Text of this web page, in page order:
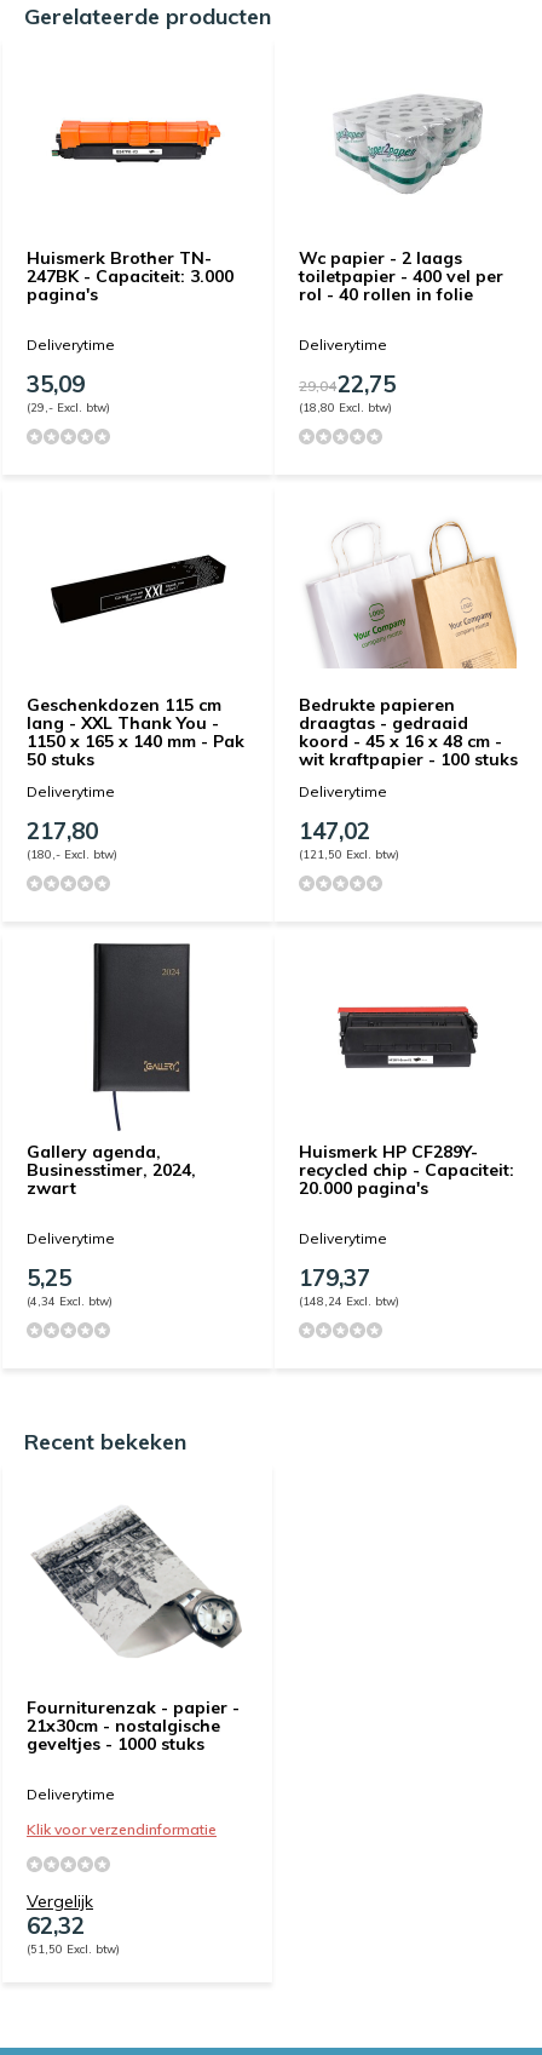
Gerelateerde producten
Huismerk Brother TN-
247BK - Capaciteit: 3.000
pagina's
Deliverytime
35,09
(29,- Excl. btw)
Wc papier - 2 laags
toiletpapier - 400 vel per
rol - 40 rollen in folie
Deliverytime
29,0422,75
(18,80 Excl. btw)
Geschenkdozen 115 cm
lang - XXL Thank You -
1150 x 165 x 140 mm - Pak
50 stuks
Deliverytime
217,80
(180,- Excl. btw)
Bedrukte papieren
draagtas - gedraaid
koord - 45 x 16 x 48 cm -
wit kraftpapier - 100 stuks
Deliverytime
147,02
(121,50 Excl. btw)
Gallery agenda,
Businesstimer, 2024,
zwart
Deliverytime
5,25
(4,34 Excl. btw)
Huismerk HP CF289Y-
recycled chip - Capaciteit:
20.000 pagina's
Deliverytime
179,37
(148,24 Excl. btw)
Recent bekeken
Fourniturenzak - papier -
21x30cm - nostalgische
geveltjes - 1000 stuks
Deliverytime
Klik voor verzendinformatie
Vergelijk
62,32
(51,50 Excl. btw)